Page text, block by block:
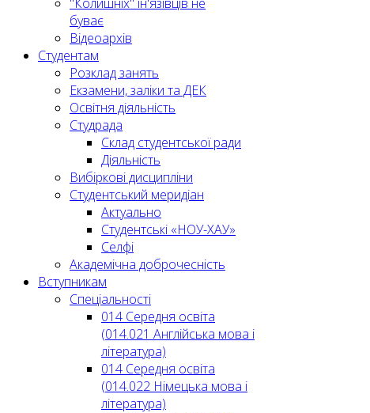
буває
Відеоархів
Студентам
Розклад занять
Екзамени, заліки та ДЕК
Освітня діяльність
Студрада
Склад студентської ради
Діяльність
Вибіркові дисципліни
Студентський меридіан
Актуально
Студентські «НОУ-ХАУ»
Селфі
Академічна доброчесність
Вступникам
Спеціальності
014 Середня освіта
(014.021 Англійська мова і
література)
014 Середня освіта
(014.022 Німецька мова і
література)